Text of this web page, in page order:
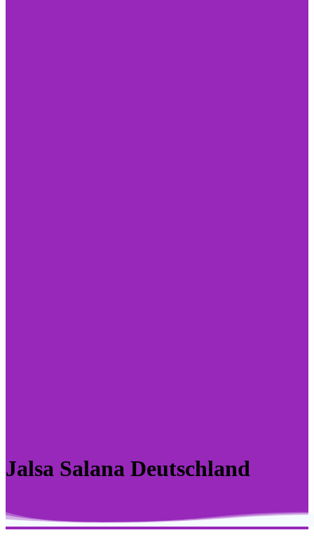
Jalsa Salana Deutschland